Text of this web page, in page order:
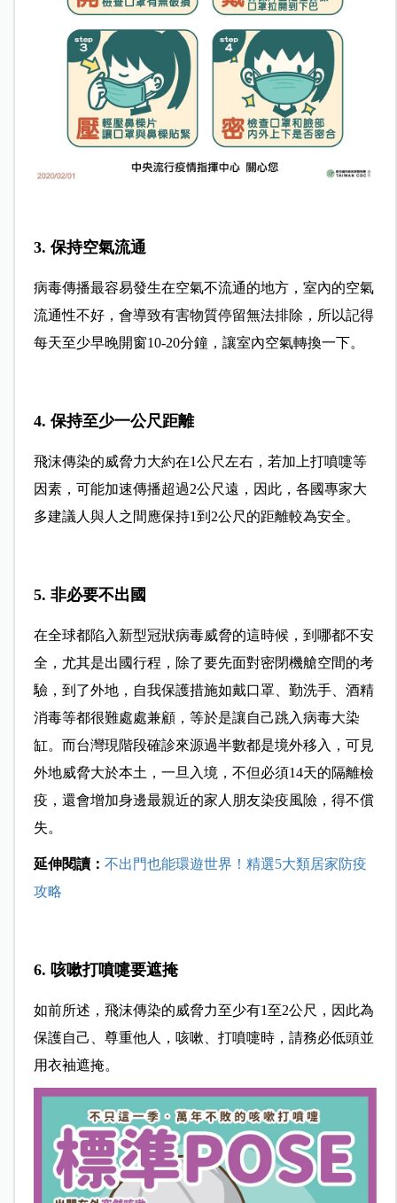
3. 保持空氣流通
病毒傳播最容易發生在空氣不流通的地方，室內的空氣
流通性不好，會導致有害物質停留無法排除，所以記得
每天至少早晚開窗10-20分鐘，讓室內空氣轉換一下。
4. 保持至少一公尺距離
飛沫傳染的威脅力大約在1公尺左右，若加上打噴嚏等
因素，可能加速傳播超過2公尺遠，因此，各國專家大
多建議人與人之間應保持1到2公尺的距離較為安全。
5. 非必要不出國
在全球都陷入新型冠狀病毒威脅的這時候，到哪都不安
全，尤其是出國行程，除了要先面對密閉機艙空間的考
驗，到了外地，自我保護措施如戴口罩、勤洗手、酒精
消毒等都很難處處兼顧，等於是讓自己跳入病毒大染
缸。而台灣現階段確診來源過半數都是境外移入，可見
外地威脅大於本土，一旦入境，不但必須14天的隔離檢
疫，還會增加身邊最親近的家人朋友染疫風險，得不償
失。
延伸閱讀： 不出門也能環遊世界！精選5大類居家防疫
攻略
6. 咳嗽打噴嚏要遮掩
如前所述，飛沫傳染的威脅力至少有1至2公尺，因此為
保護自己、尊重他人，咳嗽、打噴嚏時，請務必低頭並
用衣袖遮掩。